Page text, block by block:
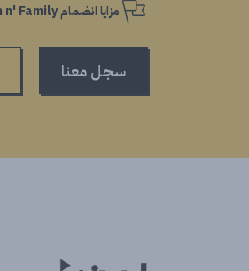
مزايا انضمام Learn n' Family
سجل معنا